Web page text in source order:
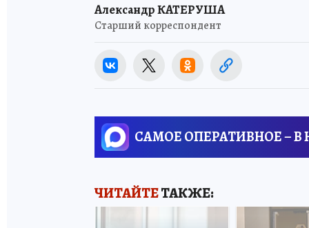
Александр КАТЕРУША
Старший корреспондент
САМОЕ ОПЕРАТИВНОЕ – В
ЧИТАЙТЕТАКЖЕ: